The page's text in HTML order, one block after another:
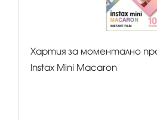
Хартия за моментално
Instax Mini Macaron